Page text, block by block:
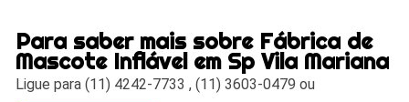
Para saber mais sobre Fábrica de
Mascote Inflável em Sp Vila Mariana
Ligue para(11) 4242-7733 ,(11) 3603-0479 ou